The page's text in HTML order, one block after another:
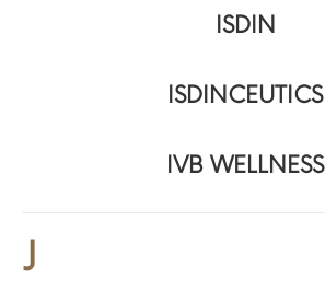
ISDIN
ISDINCEUTICS
IVB WELLNESS
J